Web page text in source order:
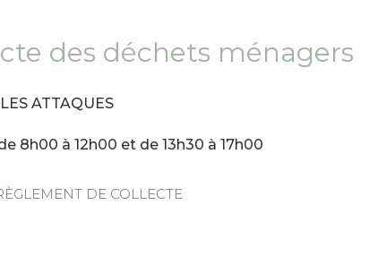
des déchets ménagers
ATTAQUES
8h00 à 12h00 et de 13h30 à 17h00
DE COLLECTE